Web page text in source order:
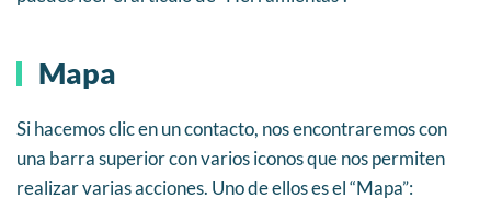
Mapa
Si hacemos clic en un contacto, nos encontraremos con
una barra superior con varios iconos que nos permiten
realizar varias acciones. Uno de ellos es el “Mapa”: